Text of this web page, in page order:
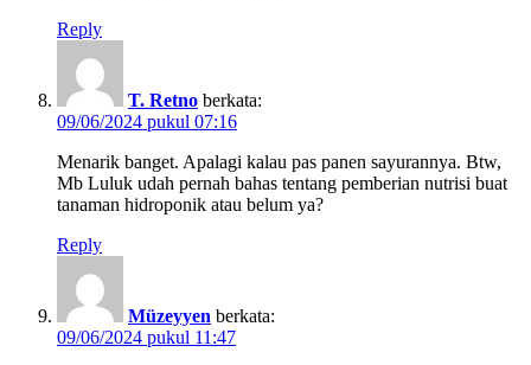
Reply
T. Retno berkata:
09/06/2024 pukul 07:16
Menarik banget. Apalagi kalau pas panen sayurannya. Btw,
Mb Luluk udah pernah bahas tentang pemberian nutrisi buat
tanaman hidroponik atau belum ya?
Reply
Müzeyyen berkata:
09/06/2024 pukul 11:47